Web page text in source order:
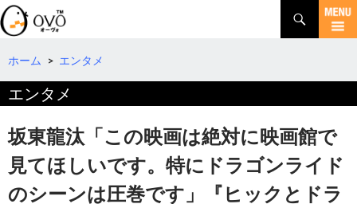
検
索
コ
テ
へ
動
ホーム > エンタメ
エンタメ
坂東龍汰「この映画は絶対に映画館で
見てほしいです。特にドラゴンライド
のシーンは圧巻です」『ヒックとドラ